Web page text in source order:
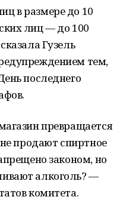
в размере до 10
лиц — до 100
Гузель
тем,
последнего
превращается
продают спиртное
законом, но
алкоголь? —
комитета.